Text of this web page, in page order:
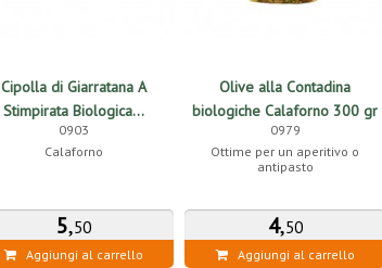
Cipolla di Giarratana A
Stimpirata Biologica...
0903
Calaforno
5,50
Aggiungi al carrello
Olive alla Contadina
biologiche Calaforno 300 gr
0979
Ottime per un aperitivo o
antipasto
4,50
Aggiungi al carrello